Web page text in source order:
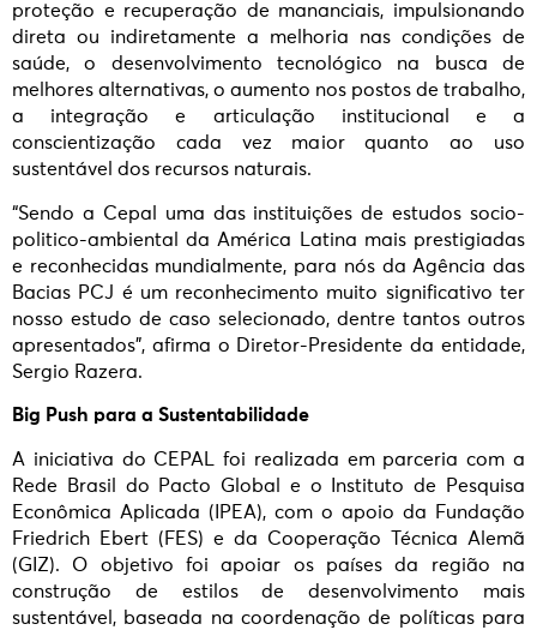
proteção e recuperação de mananciais, impulsionando
direta ou indiretamente a melhoria nas condições de
saúde, o desenvolvimento tecnológico na busca de
melhores alternativas, o aumento nos postos de trabalho,
a integração e articulação institucional e a
conscientização cada vez maior quanto ao uso
sustentável dos recursos naturais.
“Sendo a Cepal uma das instituições de estudos socio-
politico-ambiental da América Latina mais prestigiadas
e reconhecidas mundialmente, para nós da Agência das
Bacias PCJ é um reconhecimento muito significativo ter
nosso estudo de caso selecionado, dentre tantos outros
apresentados”, afirma o Diretor-Presidente da entidade,
Sergio Razera.
Big Push para a Sustentabilidade
A iniciativa do CEPAL foi realizada em parceria com a
Rede Brasil do Pacto Global e o Instituto de Pesquisa
Econômica Aplicada (IPEA), com o apoio da Fundação
Friedrich Ebert (FES) e da Cooperação Técnica Alemã
(GIZ). O objetivo foi apoiar os países da região na
construção de estilos de desenvolvimento mais
sustentável, baseada na coordenação de políticas para